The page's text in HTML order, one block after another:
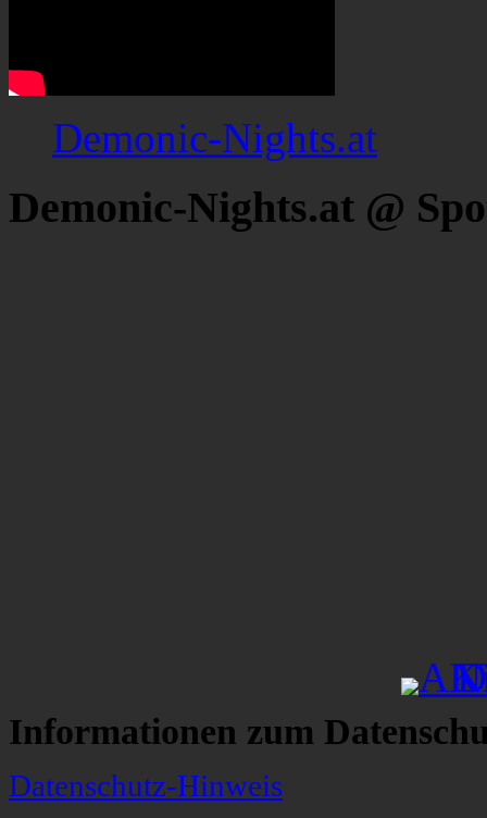
Demonic-Nights.at
Demonic-Nights.at @
Informationen zum
Datenschutz-Hinweis